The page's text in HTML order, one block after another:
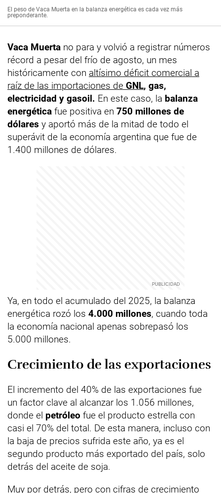
El peso de Vaca Muerta en la balanza energética es cada vez más
preponderante.
Vaca Muerta no para y volvió a registrar números
récord a pesar del frío de agosto, un mes
históricamente con altísimo déficit comercial a
raíz de las importaciones de GNL, gas,
electricidad y gasoil. En este caso, la balanza
energética fue positiva en 750 millones de
dólares y aportó más de la mitad de todo el
superávit de la economía argentina que fue de
1.400 millones de dólares.
Ya, en todo el acumulado del 2025, la balanza
energética rozó los 4.000 millones, cuando toda
la economía nacional apenas sobrepasó los
5.000 millones.
Crecimiento de las exportaciones
El incremento del 40% de las exportaciones fue
un factor clave al alcanzar los 1.056 millones,
donde el petróleo fue el producto estrella con
casi el 70% del total. De esta manera, incluso con
la baja de precios sufrida este año, ya es el
segundo producto más exportado del país, solo
detrás del aceite de soja.
Muy por detrás, pero con cifras de crecimiento